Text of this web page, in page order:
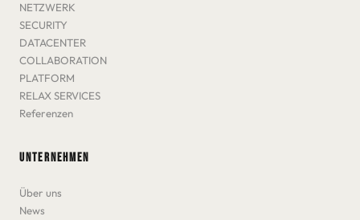
NETZWERK
SECURITY
DATACENTER
COLLABORATION
PLATFORM
RELAX SERVICES
Referenzen
UNTERNEHMEN
Über uns
News